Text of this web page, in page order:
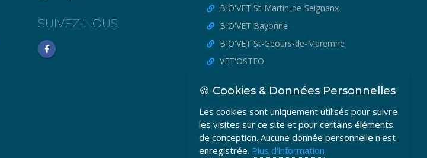
SUIVEZ-NOUS
BIO'VET St-Martin-de-Seignanx
BIO'VET Bayonne
BIO'VET St-Geours-de-Maremne
VET'OSTEO
🍪 Cookies & Données Personnelles
Les cookies sont uniquement utilisés pour suivre
les visites sur ce site et pour certains éléments
de conception. Aucune donnée personnelle n'est
enregistrée. Plus d'information